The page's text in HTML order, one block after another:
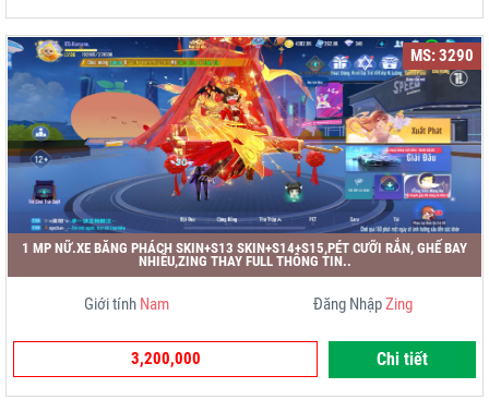
MS: 3290
1 MP NỮ.XE BĂNG PHÁCH SKIN+S13 SKIN+S14+S15,PÉT CƯỠI RẮN, GHẾ BAY
NHIỀU,ZING THAY FULL THÔNG TIN..
Giới tính Nam Đăng NhậpZing
3,200,000 Chi tiết